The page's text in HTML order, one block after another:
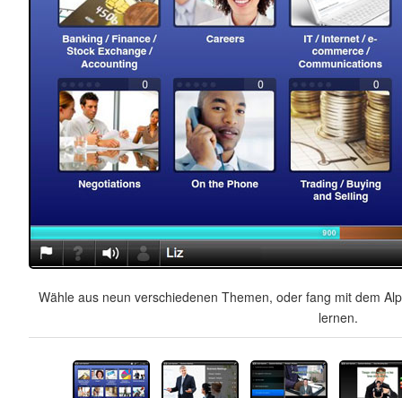
Wähle aus neun verschiedenen Themen, oder fang mit dem
lernen.